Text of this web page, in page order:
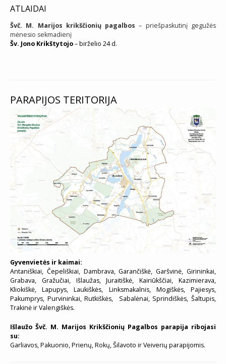
ATLAIDAI
Švč. M. Marijos krikščionių pagalbos – priešpaskutinį gegužės
mėnesio sekmadienį
Šv. Jono Krikštytojo– birželio 24 d.
PARAPIJOS TERITORIJA
Gyvenvietės ir kaimai:
Antaniškiai, Čepeliškiai, Dambrava, Garančiškė, Garšvinė, Girininkai,
Grabava, Gražučiai, Išlaužas, Juraitiškė, Kairiūkščiai, Kazimierava,
Kliokiškė, Lapupys, Laukiškės, Linksmakalnis, Mogiškės, Pajiesys,
Pakumprys, Purvininkai, Rutkiškės, Sabalėnai, Sprindiškės, Šaltupis,
Trakinė ir Valengiškės.
Išlaužo Švč. M. Marijos Krikščionių Pagalbos parapija ribojasi
su:
Garliavos, Pakuonio, Prienų, Rokų, Šilavoto ir Veiverių parapijomis.